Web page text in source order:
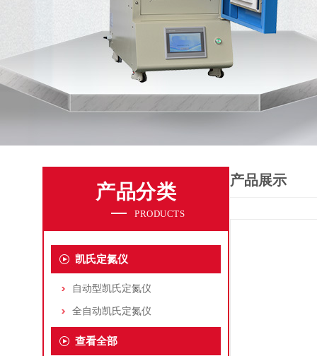
产品分类
PRODUCTS
凯氏定氮仪
自动型凯氏定氮仪
全自动凯氏定氮仪
查看全部
产品展示